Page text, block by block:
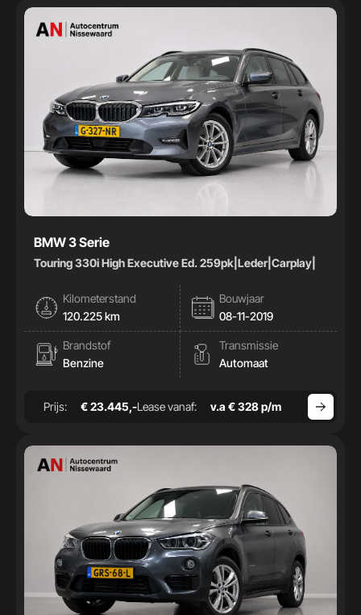
BMW 3 Serie
Touring 330i High Executive Ed. 259pk|Leder|Carplay|
Kilometerstand
120.225 km
Bouwjaar
08-11-2019
Brandstof
Benzine
Transmissie
Automaat
Prijs: € 23.445,-Lease vanaf: v.a € 328 p/m